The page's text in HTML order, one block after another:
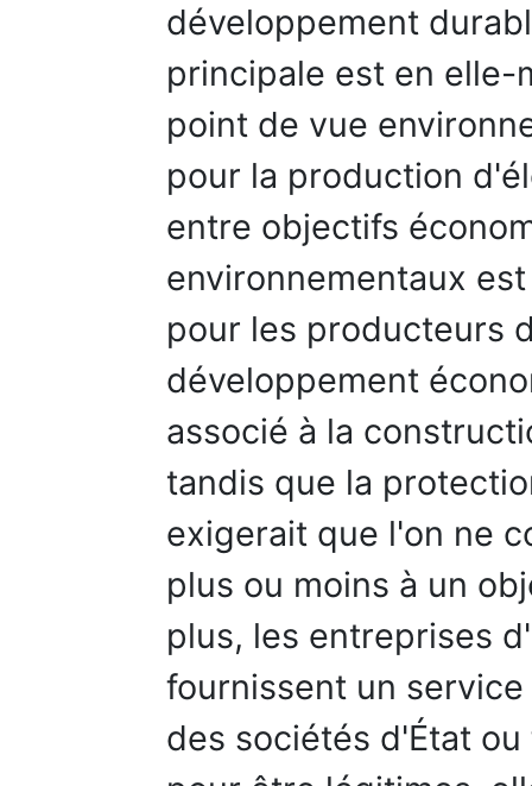
développement
principale est en elle-
point de vue
pour la production
entre objectifs
environnementaux
pour les producteurs
développement
associé à la
tandis que la
exigerait que l'on ne
plus ou moins à un
plus, les entreprises
fournissent un
des sociétés d'État